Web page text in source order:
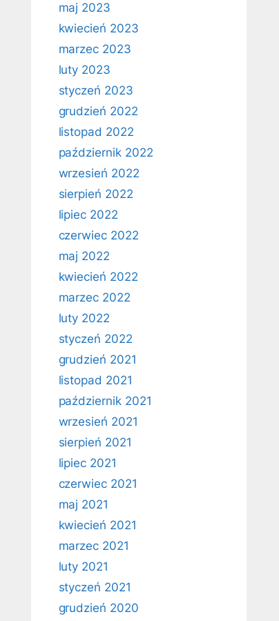
maj 2023
kwiecień 2023
marzec 2023
luty 2023
styczeń 2023
grudzień 2022
listopad 2022
październik 2022
wrzesień 2022
sierpień 2022
lipiec 2022
czerwiec 2022
maj 2022
kwiecień 2022
marzec 2022
luty 2022
styczeń 2022
grudzień 2021
listopad 2021
październik 2021
wrzesień 2021
sierpień 2021
lipiec 2021
czerwiec 2021
maj 2021
kwiecień 2021
marzec 2021
luty 2021
styczeń 2021
grudzień 2020